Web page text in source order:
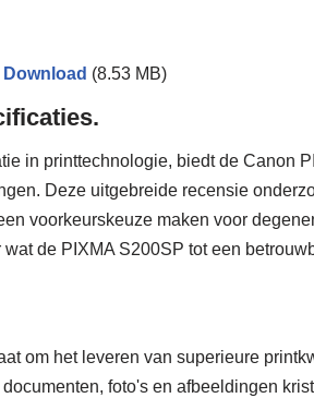
Download (8.53 MB)
in printtechnologie, biedt de Canon
Deze uitgebreide recensie
voorkeurskeuze maken voor
de PIXMA S200SP tot een
om het leveren van superieure
foto's en afbeeldingen